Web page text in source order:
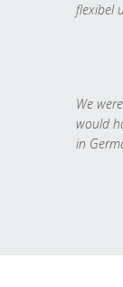
flexibel
We
would
in